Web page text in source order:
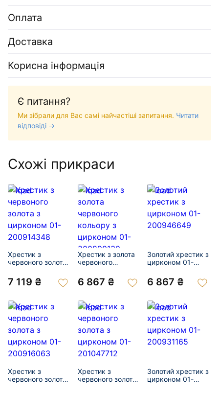
Оплата
Доставка
Корисна інформація
Є питання?
Ми зібрали для Вас самі найчастіші запитання. Читати
відповіді →
Схожі прикраси
Хрестик з
червоного золота
200914348
7 119 ₴
Хрестик з золота
червоного
цирконом 01-
200890130
6 867 ₴
Золотий хрестик з
цирконом 01-
6 867 ₴
Хрестик з
червоного золота
Хрестик з
червоного золота
Золотий хрестик з
цирконом 01-